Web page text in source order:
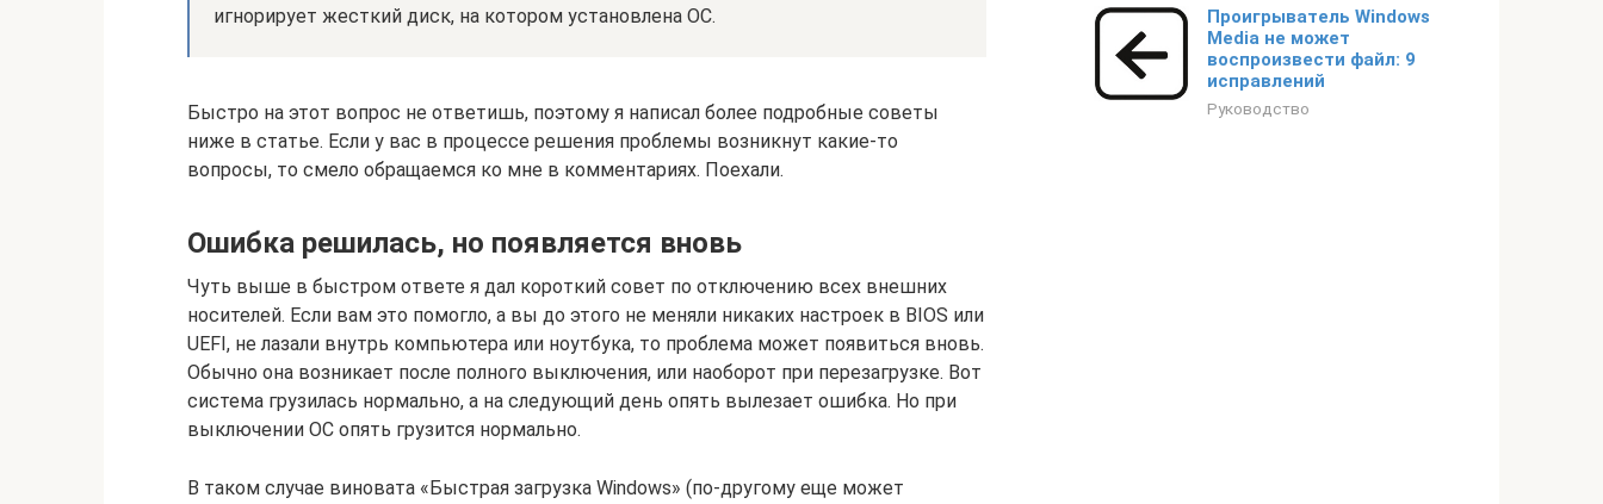
игнорирует жесткий диск, на котором установлена ОС.
Быстро на этот вопрос не ответишь, поэтому я написал более подробные советы
ниже в статье. Если у вас в процессе решения проблемы возникнут какие-то
вопросы, то смело обращаемся ко мне в комментариях. Поехали.
Ошибка решилась, но появляется вновь
Чуть выше в быстром ответе я дал короткий совет по отключению всех внешних
носителей. Если вам это помогло, а вы до этого не меняли никаких настроек в BIOS или
UEFI, не лазали внутрь компьютера или ноутбука, то проблема может появиться вновь.
Обычно она возникает после полного выключения, или наоборот при перезагрузке. Вот
система грузилась нормально, а на следующий день опять вылезает ошибка. Но при
выключении ОС опять грузится нормально.
В таком случае виновата «Быстрая загрузка Windows» (по-другому еще может
Проигрыватель Windows
Media не может
воспроизвести файл: 9
исправлений
Руководство